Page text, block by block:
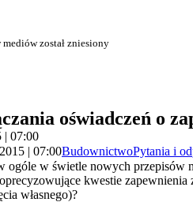
został zniesiony
oświadczeń o
| 07:00
| 07:00BudownictwoPytania i
ogóle w świetle nowych przepisów
kwestie
własnego)?